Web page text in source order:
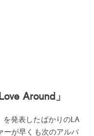
Around」
発表したばかりのLA
ーが早くも次のアルバ